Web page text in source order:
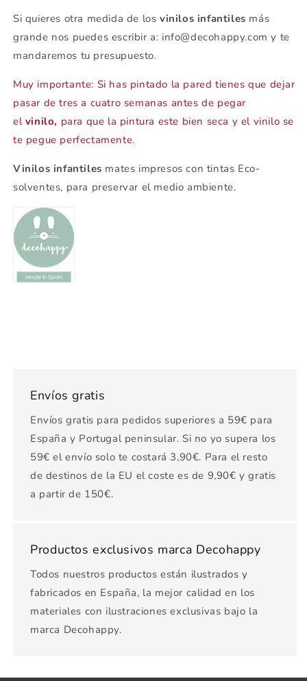
Si quieres otra medida de los vinilos infantiles más
grande nos puedes escribir a: info@decohappy.com y te
mandaremos tu presupuesto.
Muy importante: Si has pintado la pared tienes que dejar
pasar de tres a cuatro semanas antes de pegar
el vinilo, para que la pintura este bien seca y el vinilo se
te pegue perfectamente.
Vinilos infantiles mates impresos con tintas Eco-
solventes, para preservar el medio ambiente.
Envíos gratis
Envíos gratis para pedidos superiores a 59€ para
España y Portugal peninsular. Si no yo supera los
59€ el envío solo te costará 3,90€. Para el resto
de destinos de la EU el coste es de 9,90€ y gratis
a partir de 150€.
Productos exclusivos marca Decohappy
Todos nuestros productos están ilustrados y
fabricados en España, la mejor calidad en los
materiales con ilustraciones exclusivas bajo la
marca Decohappy.